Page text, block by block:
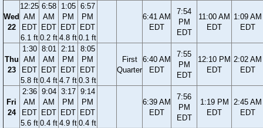
Wed
22
12:25
AM
EDT
6.1 ft
6:58
AM
EDT
0.2 ft
1:05
PM
EDT
4.8 ft
6:57
PM
EDT
0.1 ft
6:41 AM
EDT
7:54
PM
EDT
11:00 AM
EDT
1:09 AM
EDT
Thu
23
1:30
AM
EDT
5.8 ft
8:01
AM
EDT
0.4 ft
2:11
PM
EDT
4.7 ft
8:05
PM
EDT
0.3 ft
First
Quarter
6:40 AM
EDT
7:55
PM
EDT
12:10 PM
EDT
2:02 AM
EDT
Fri
24
2:36
AM
EDT
5.6 ft
9:04
AM
EDT
0.4 ft
3:17
PM
EDT
4.9 ft
9:14
PM
EDT
0.4 ft
6:39 AM
EDT
7:56
PM
EDT
1:19 PM
EDT
2:45 AM
EDT